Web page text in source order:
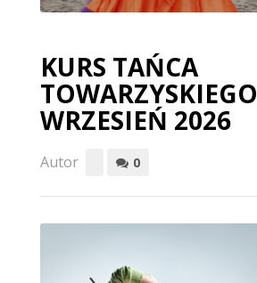
KURS TAŃCA
TOWARZYSKIEGO
WRZESIEŃ 2026
Autor 0